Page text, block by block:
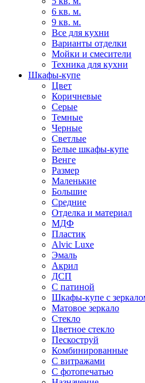
6 кв. м.
9 кв. м.
Все для кухни
Варианты отделки
Мойки и смесители
Техника для кухни
Шкафы-купе
Цвет
Коричневые
Серые
Темные
Черные
Светлые
Белые шкафы-купе
Венге
Размер
Маленькие
Большие
Средние
Отделка и материал
МДФ
Пластик
Alvic Luxe
Эмаль
Акрил
ДСП
С патиной
Шкафы-купе с
Матовое зеркало
Стекло
Цветное стекло
Пескоструй
Комбинированные
С витражами
С фотопечатью